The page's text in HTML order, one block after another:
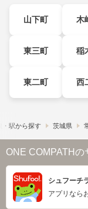
山下町 木
東三町 稲
東二町 西
・駅から探す 茨城県
ONE COMPATHの
シュフーチ
アプリなら